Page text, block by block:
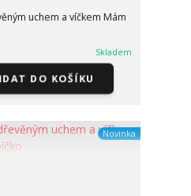
uchem a víčkem Mám
Skladem
DO KOŠÍKU
Novinka